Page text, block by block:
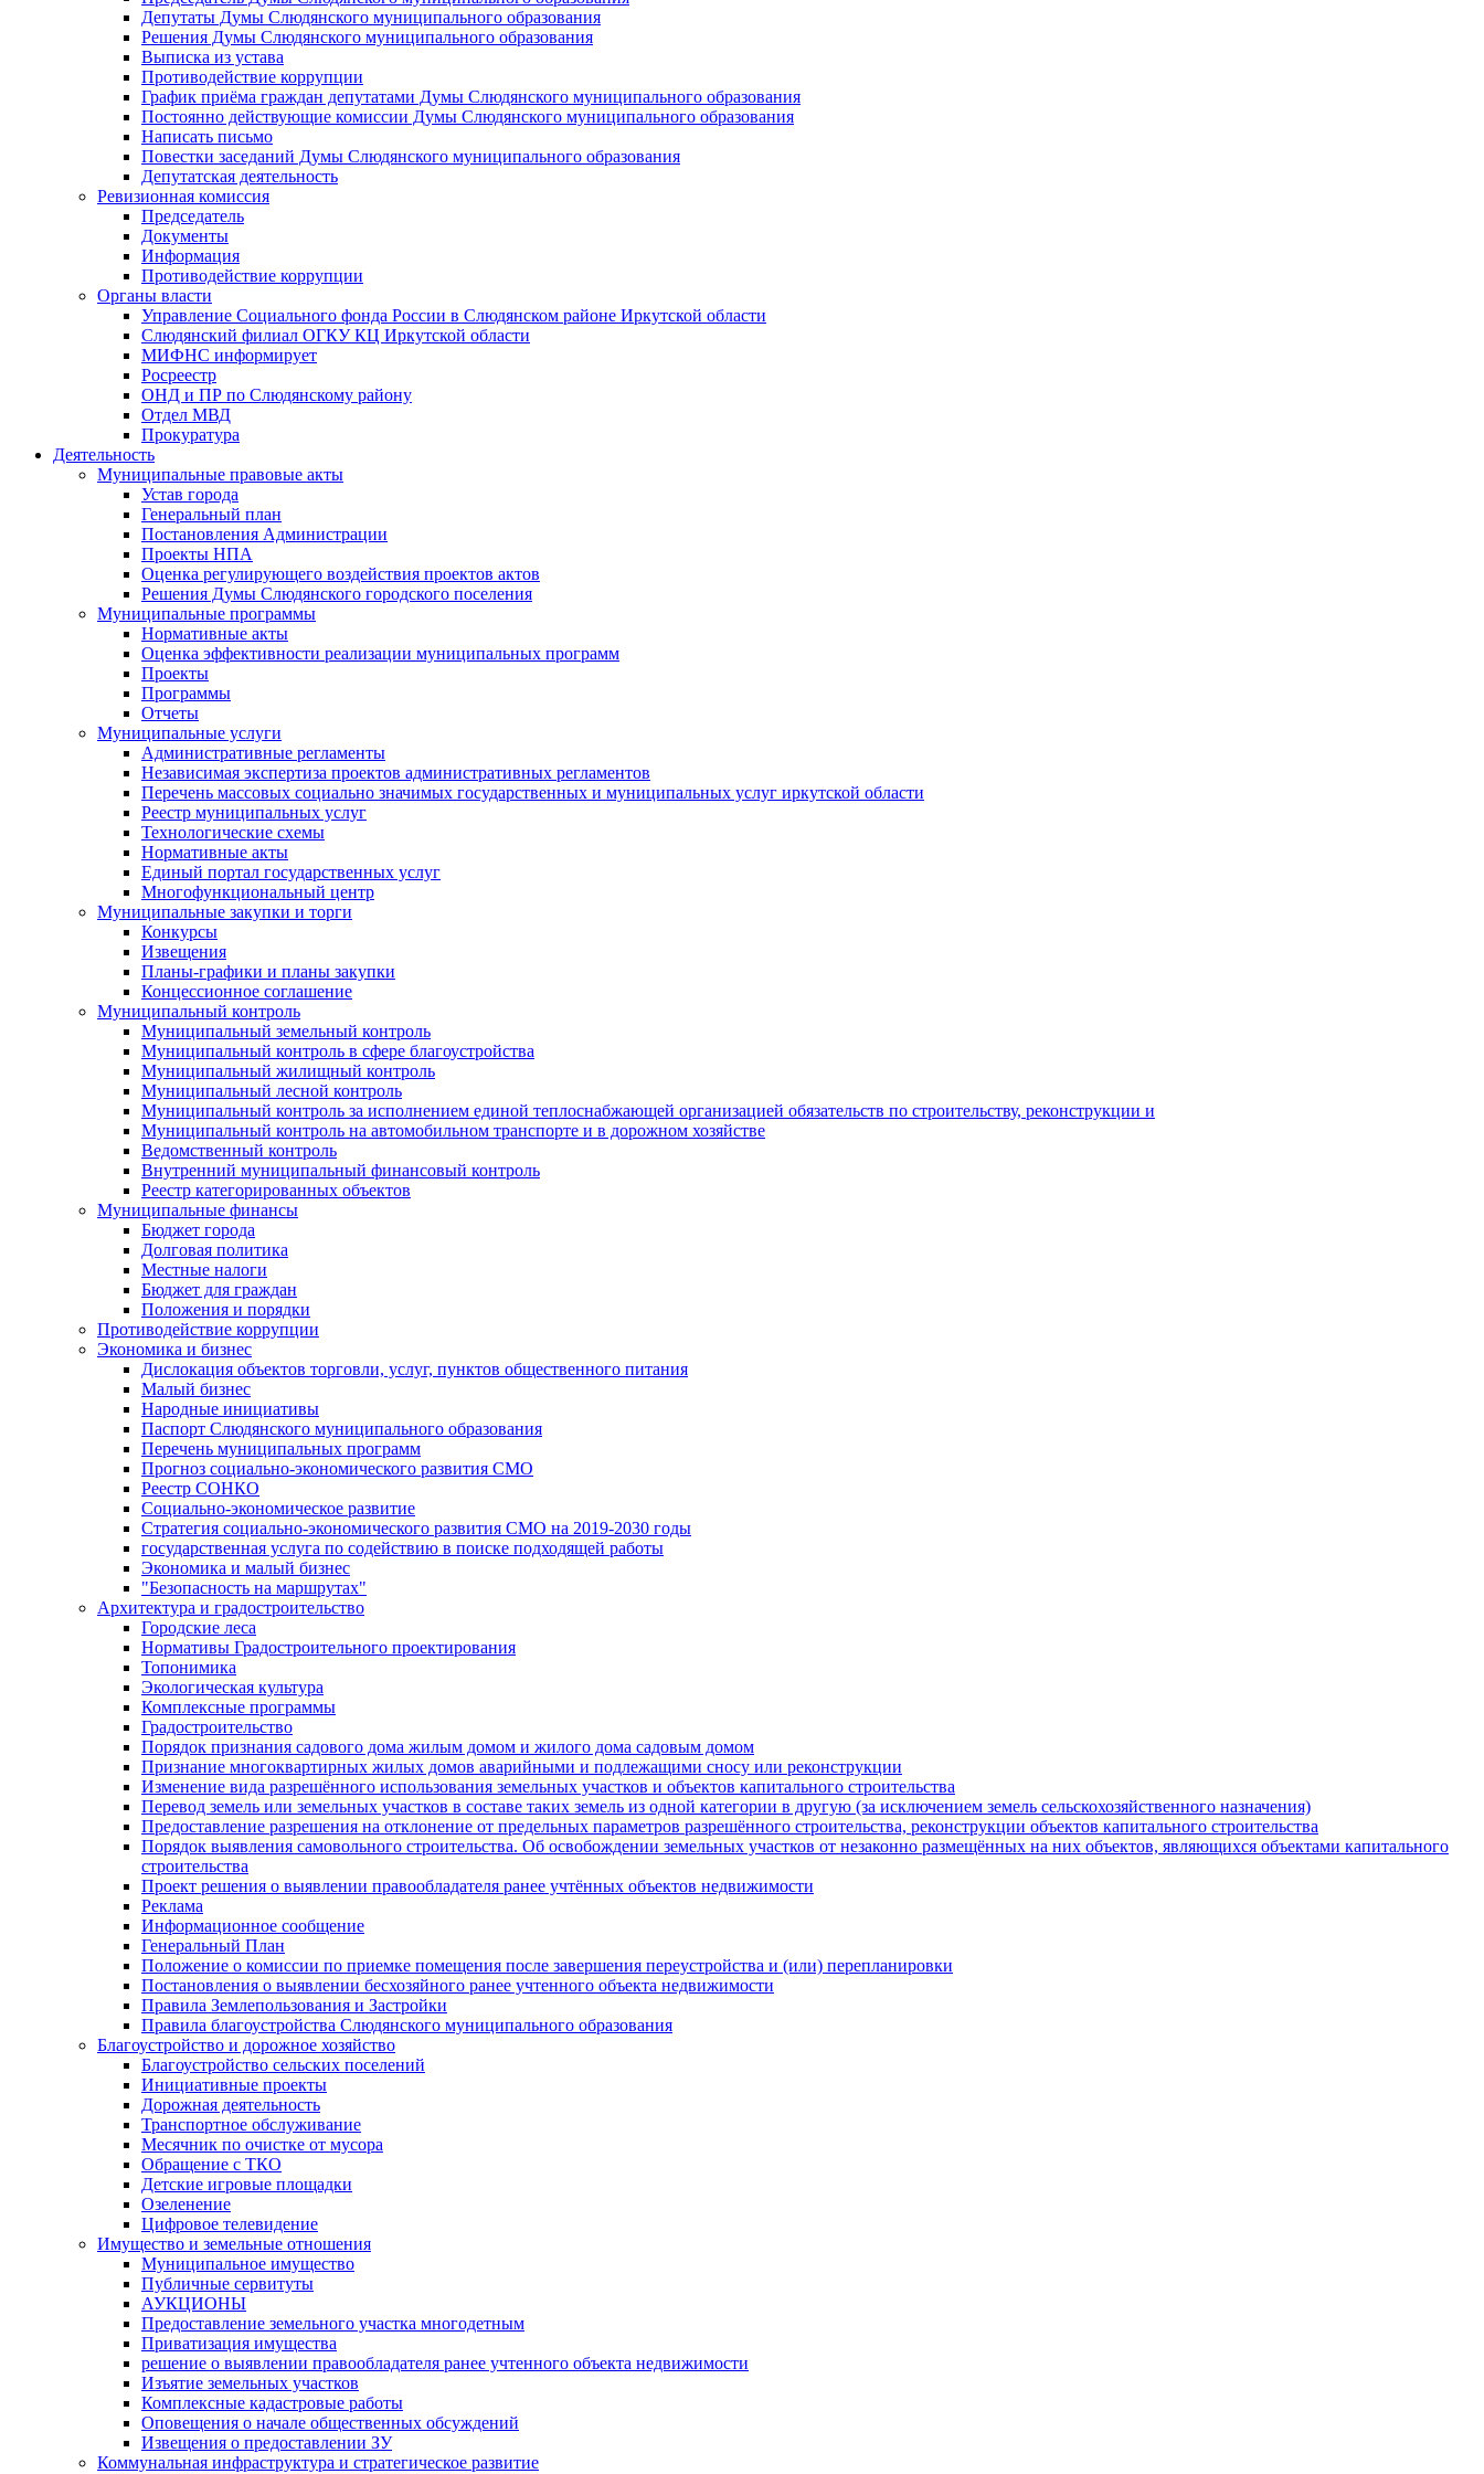
Депутаты Думы Слюдянского муниципального образования
Решения Думы Слюдянского муниципального образования
Выписка из устава
Противодействие коррупции
График приёма граждан депутатами Думы Слюдянского муниципального образования
Постоянно действующие комиссии Думы Слюдянского муниципального образования
Написать письмо
Повестки заседаний Думы Слюдянского муниципального образования
Депутатская деятельность
Ревизионная комиссия
Председатель
Документы
Информация
Противодействие коррупции
Органы власти
Управление Социального фонда России в Слюдянском районе Иркутской области
Слюдянский филиал ОГКУ КЦ Иркутской области
МИФНС информирует
Росреестр
ОНД и ПР по Слюдянскому району
Отдел МВД
Прокуратура
Деятельность
Муниципальные правовые акты
Устав города
Генеральный план
Постановления Администрации
Проекты НПА
Оценка регулирующего воздействия проектов актов
Решения Думы Слюдянского городского поселения
Муниципальные программы
Нормативные акты
Оценка эффективности реализации муниципальных программ
Проекты
Программы
Отчеты
Муниципальные услуги
Административные регламенты
Независимая экспертиза проектов административных регламентов
Перечень массовых социально значимых государственных и муниципальных услуг иркутской области
Реестр муниципальных услуг
Технологические схемы
Нормативные акты
Единый портал государственных услуг
Многофункциональный центр
Муниципальные закупки и торги
Конкурсы
Извещения
Планы-графики и планы закупки
Концессионное соглашение
Муниципальный контроль
Муниципальный земельный контроль
Муниципальный контроль в сфере благоустройства
Муниципальный жилищный контроль
Муниципальный лесной контроль
Муниципальный контроль за исполнением единой теплоснабжающей организацией обязательств по строительству, реконструкции и
Муниципальный контроль на автомобильном транспорте и в дорожном хозяйстве
Ведомственный контроль
Внутренний муниципальный финансовый контроль
Реестр категорированных объектов
Муниципальные финансы
Бюджет города
Долговая политика
Местные налоги
Бюджет для граждан
Положения и порядки
Противодействие коррупции
Экономика и бизнес
Дислокация объектов торговли, услуг, пунктов общественного питания
Малый бизнес
Народные инициативы
Паспорт Слюдянского муниципального образования
Перечень муниципальных программ
Прогноз социально-экономического развития СМО
Реестр СОНКО
Социально-экономическое развитие
Стратегия социально-экономического развития СМО на 2019-2030 годы
государственная услуга по содействию в поиске подходящей работы
Экономика и малый бизнес
"Безопасность на маршрутах"
Архитектура и градостроительство
Городские леса
Нормативы Градостроительного проектирования
Топонимика
Экологическая культура
Комплексные программы
Градостроительство
Порядок признания садового дома жилым домом и жилого дома садовым домом
Признание многоквартирных жилых домов аварийными и подлежащими сносу или реконструкции
Изменение вида разрешённого использования земельных участков и объектов капитального строительства
Перевод земель или земельных участков в составе таких земель из одной категории в другую (за исключением земель сельскохозяйственного назначения)
Предоставление разрешения на отклонение от предельных параметров разрешённого строительства, реконструкции объектов капитального строительства
Порядок выявления самовольного строительства. Об освобождении земельных участков от незаконно размещённых на них объектов, являющихся объектами капитального
строительства
Проект решения о выявлении правообладателя ранее учтённых объектов недвижимости
Реклама
Информационное сообщение
Генеральный План
Положение о комиссии по приемке помещения после завершения переустройства и (или) перепланировки
Постановления о выявлении бесхозяйного ранее учтенного объекта недвижимости
Правила Землепользования и Застройки
Правила благоустройства Слюдянского муниципального образования
Благоустройство и дорожное хозяйство
Благоустройство сельских поселений
Инициативные проекты
Дорожная деятельность
Транспортное обслуживание
Месячник по очистке от мусора
Обращение с ТКО
Детские игровые площадки
Озеленение
Цифровое телевидение
Имущество и земельные отношения
Муниципальное имущество
Публичные сервитуты
АУКЦИОНЫ
Предоставление земельного участка многодетным
Приватизация имущества
решение о выявлении правообладателя ранее учтенного объекта недвижимости
Изъятие земельных участков
Комплексные кадастровые работы
Оповещения о начале общественных обсуждений
Извещения о предоставлении ЗУ
Коммунальная инфраструктура и стратегическое развитие